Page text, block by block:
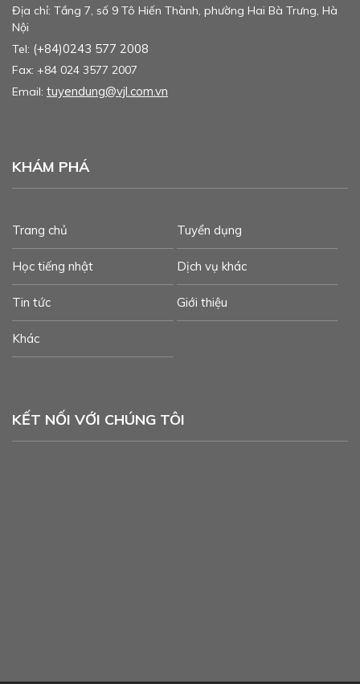
Địa chỉ: Tầng 7, số 9 Tô Hiến Thành, phường Hai Bà Trưng, Hà
Nội
Tel: (+84)0243 577 2008
Fax: +84 024 3577 2007
Email: tuyendung@vjl.com.vn
KHÁM PHÁ
Trang chủ Tuyển dụng
Học tiếng nhật Dịch vụ khác
Tin tức Giới thiệu
Khác
KẾT NỐI VỚI CHÚNG TÔI